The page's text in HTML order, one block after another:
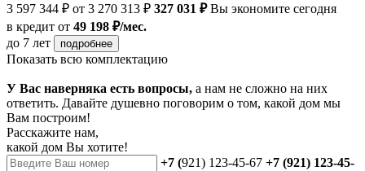
3 597 344 ₽ от 3 270 313 ₽ 327 031 ₽Вы экономите сегодня
в кредит от 49 198 ₽/мес.
до 7 лет
подробнее
Показать всю комплектацию
У Вас наверняка есть вопросы, а нам не сложно на них
ответить. Давайте душевно поговорим о том, какой дом мы
Вам построим!
Расскажите нам,
какой дом Вы хотите!
+7 (921) 123-45-67 +7 (921) 123-45-